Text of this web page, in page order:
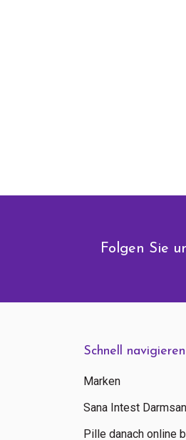
Folgen Sie
Schnell navigieren
Marken
Sana Intest
Pille danach online